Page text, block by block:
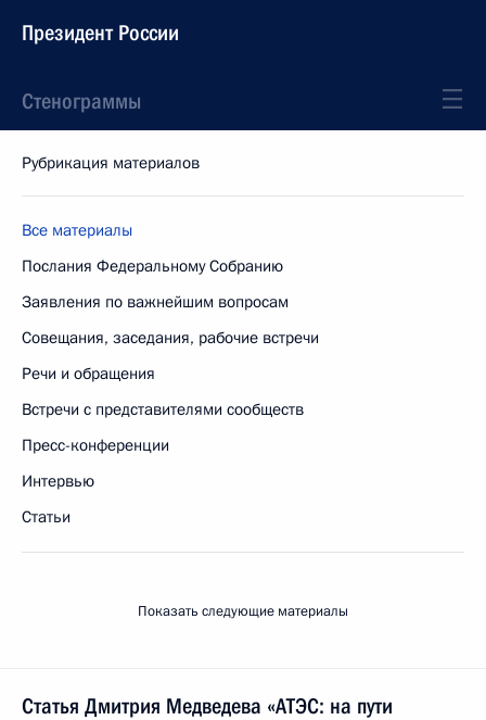
Президент России
Стенограммы
Рубрикация материалов
Все материалы
Послания Федеральному Собранию
Заявления по важнейшим вопросам
Совещания, заседания, рабочие встречи
Речи и обращения
Встречи с представителями сообществ
Пресс-конференции
Интервью
Статьи
Показать следующие материалы
Статья Дмитрия Медведева «АТЭС: на пути